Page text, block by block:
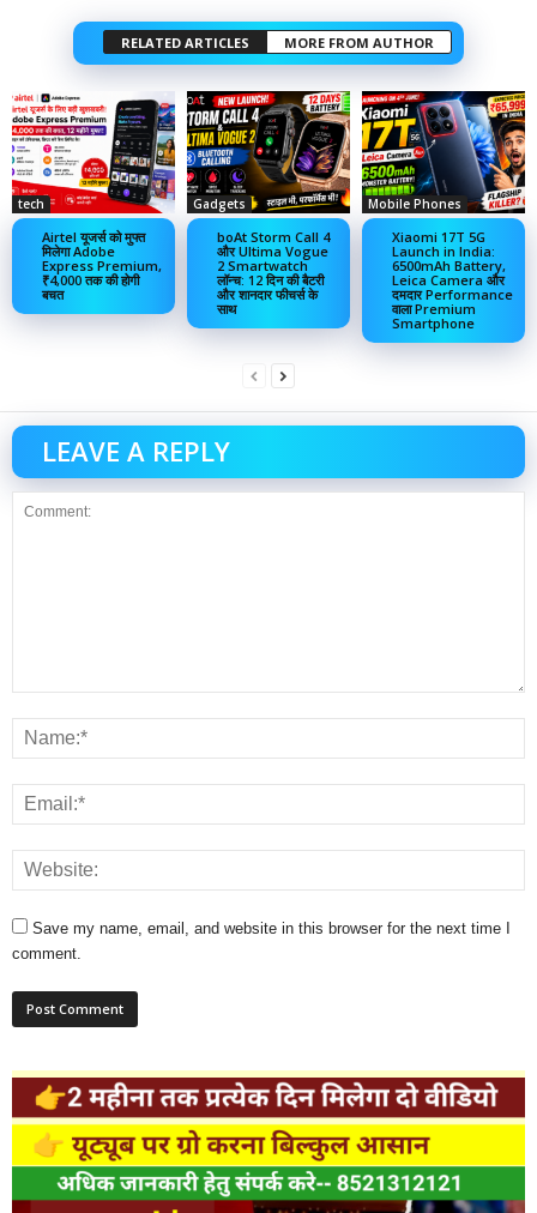
RELATED ARTICLES MORE FROM AUTHOR
tech
Airtel यूजर्स को मुफ्त
मिलेगा Adobe
Express Premium,
₹4,000 तक की होगी
बचत
Gadgets
boAt Storm Call 4
और Ultima Vogue
2 Smartwatch
लॉन्च: 12 दिन की बैटरी
और शानदार फीचर्स के
साथ
Mobile Phones
Xiaomi 17T 5G
Launch in India:
6500mAh Battery,
Leica Camera और
दमदार Performance
वाला Premium
Smartphone
LEAVE A REPLY
Save my name, email, and website in this browser for the next time I
comment.